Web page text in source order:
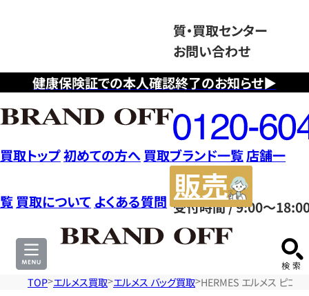
健康保険証での本人確認終了のお知らせ▶
質・買取センター
お問い合わせ
フ
リ
ー
ダ
イ
ヤ
ル
0120604117
受付時間 / 9:00～
買取トップ初めての方へ 買取ブランド一覧店舗一
覧 買取について よくある質問
サ
TOP エルメス買取 エルメス バッグ買取 HERMES エルメス ピコ